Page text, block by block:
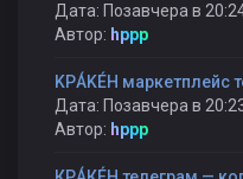
Дата: Позавчера в
Автор: hppp
Дата: Позавчера в
Автор: hppp